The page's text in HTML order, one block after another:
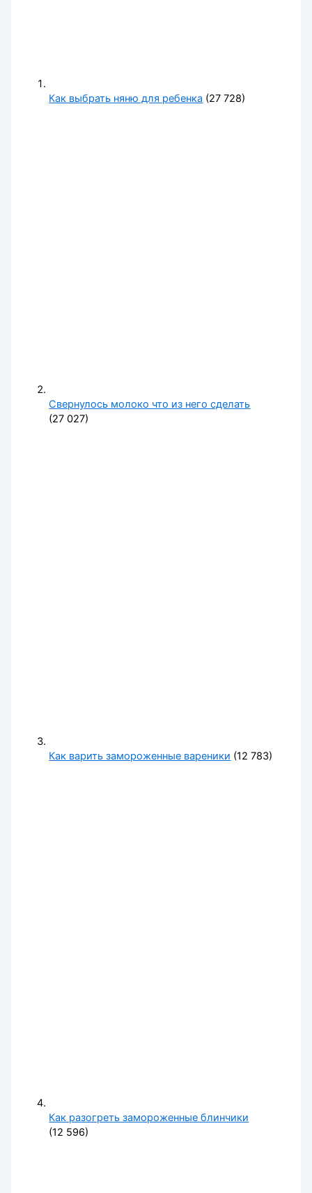
Как выбрать няню для ребенка (27 728)
Свернулось молоко что из него сделать
(27 027)
Как варить замороженные вареники (12 783)
Как разогреть замороженные блинчики
(12 596)